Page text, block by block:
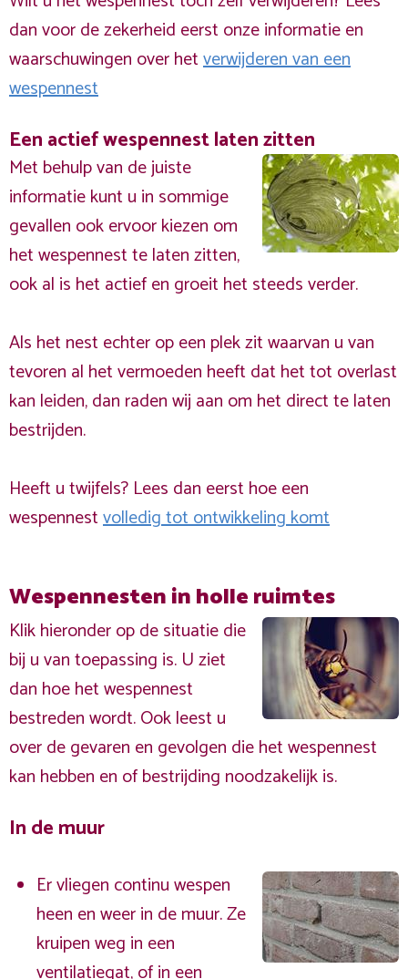
dan voor de zekerheid eerst onze informatie en
waarschuwingen over hetverwijderen van een
wespennest
Een actief wespennest laten zitten
Met behulp van de juiste
informatie kunt u in sommige
gevallen ook ervoor kiezen om
het wespennest te laten zitten,
ook al is het actief en groeit het steeds verder.
Als het nest echter op een plek zit waarvan u van
tevoren al het vermoeden heeft dat het tot overlast
kan leiden, dan raden wij aan om het direct te laten
bestrijden.
Heeft u twijfels? Lees dan eerst hoe een
wespennestvolledig tot ontwikkeling komt
Wespennesten in holle ruimtes
Klik hieronder op de situatie die
bij u van toepassing is. U ziet
dan hoe het wespennest
bestreden wordt. Ook leest u
over de gevaren en gevolgen die het wespennest
kan hebben en of bestrijding noodzakelijk is.
In de muur
Er vliegen continu wespen
heen en weer in de muur. Ze
kruipen weg in een